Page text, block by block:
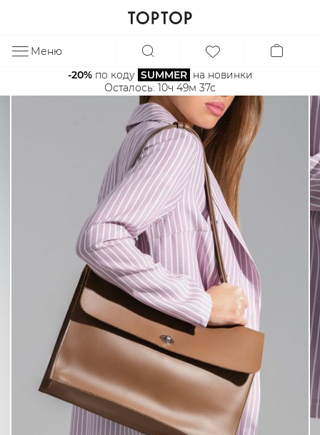
Меню
-20% по коду SUMMER на новинки
Осталось: 10ч 49м 37с